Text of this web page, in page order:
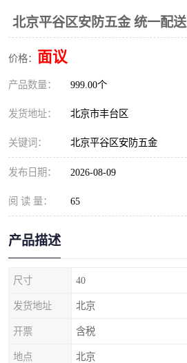
北京平谷区安防五金 统一配送
价格： 面议
产品数量： 999.00个
发货地址： 北京市丰台区
关键词： 北京平谷区安防五金
发布日期： 2026-08-09
阅 读 量： 65
产品描述
尺寸 40
发货地址 北京
开票 含税
地点 北京